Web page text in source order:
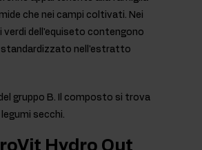
che nei campi coltivati. Nei
verdi dell'equiseto contengono
standardizzato nell'estratto
gruppo B. Il composto si trova
secchi.
Hydro Out